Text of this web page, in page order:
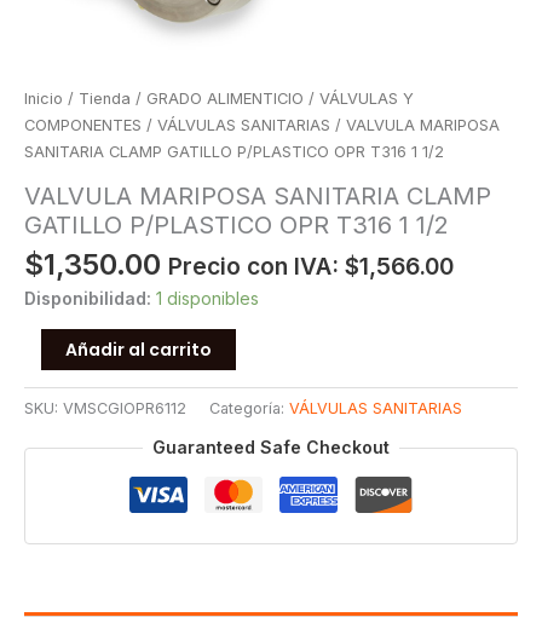
Inicio / Tienda / GRADO ALIMENTICIO / VÁLVULAS Y
COMPONENTES / VÁLVULAS SANITARIAS / VALVULA MARIPOSA
SANITARIA CLAMP GATILLO P/PLASTICO OPR T316 1 1/2
VALVULA MARIPOSA SANITARIA CLAMP
GATILLO P/PLASTICO OPR T316 1 1/2
$1,350.00 Precio con IVA: $1,566.00
Disponibilidad: 1 disponibles
VALVULA
MARIPOSA
SANITARIA
CLAMP
GATILLO
Añadir al carrito
SKU: VMSCGIOPR6112 Categoría: VÁLVULAS SANITARIAS
Guaranteed Safe Checkout